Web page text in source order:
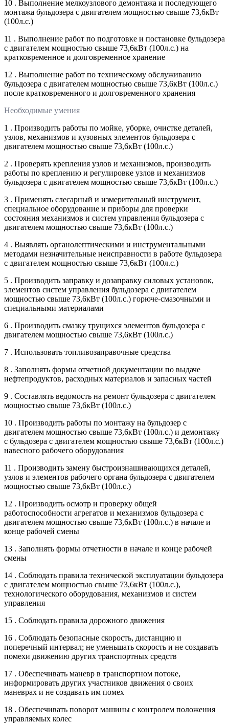
10 . Выполнение мелкоузлового демонтажа и последующего
монтажа бульдозера с двигателем мощностью свыше 73,6кВт
(100л.с.)
11 . Выполнение работ по подготовке и постановке бульдозера
с двигателем мощностью свыше 73,6кВт (100л.с.) на
кратковременное и долговременное хранение
12 . Выполнение работ по техническому обслуживанию
бульдозера с двигателем мощностью свыше 73,6кВт (100л.с.)
после кратковременного и долговременного хранения
Необходимые умения
1 . Производить работы по мойке, уборке, очистке деталей,
узлов, механизмов и кузовных элементов бульдозера с
двигателем мощностью свыше 73,6кВт (100л.с.)
2 . Проверять крепления узлов и механизмов, производить
работы по креплению и регулировке узлов и механизмов
бульдозера с двигателем мощностью свыше 73,6кВт (100л.с.)
3 . Применять слесарный и измерительный инструмент,
специальное оборудование и приборы для проверки
состояния механизмов и систем управления бульдозера с
двигателем мощностью свыше 73,6кВт (100л.с.)
4 . Выявлять органолептическими и инструментальными
методами незначительные неисправности в работе бульдозера
с двигателем мощностью свыше 73,6кВт (100л.с.)
5 . Производить заправку и дозаправку силовых установок,
элементов систем управления бульдозера с двигателем
мощностью свыше 73,6кВт (100л.с.) горюче-смазочными и
специальными материалами
6 . Производить смазку трущихся элементов бульдозера с
двигателем мощностью свыше 73,6кВт (100л.с.)
7 . Использовать топливозаправочные средства
8 . Заполнять формы отчетной документации по выдаче
нефтепродуктов, расходных материалов и запасных частей
9 . Составлять ведомость на ремонт бульдозера с двигателем
мощностью свыше 73,6кВт (100л.с.)
10 . Производить работы по монтажу на бульдозер с
двигателем мощностью свыше 73,6кВт (100л.с.) и демонтажу
с бульдозера с двигателем мощностью свыше 73,6кВт (100л.с.)
навесного рабочего оборудования
11 . Производить замену быстроизнашивающихся деталей,
узлов и элементов рабочего органа бульдозера с двигателем
мощностью свыше 73,6кВт (100л.с.)
12 . Производить осмотр и проверку общей
работоспособности агрегатов и механизмов бульдозера с
двигателем мощностью свыше 73,6кВт (100л.с.) в начале и
конце рабочей смены
13 . Заполнять формы отчетности в начале и конце рабочей
смены
14 . Соблюдать правила технической эксплуатации бульдозера
с двигателем мощностью свыше 73,6кВт (100л.с.),
технологического оборудования, механизмов и систем
управления
15 . Соблюдать правила дорожного движения
16 . Соблюдать безопасные скорость, дистанцию и
поперечный интервал; не уменьшать скорость и не создавать
помехи движению других транспортных средств
17 . Обеспечивать маневр в транспортном потоке,
информировать других участников движения о своих
маневрах и не создавать им помех
18 . Обеспечивать поворот машины с контролем положения
управляемых колес